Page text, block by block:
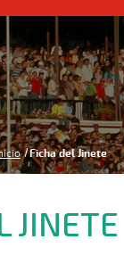
Ficha del Jinete
JINETE